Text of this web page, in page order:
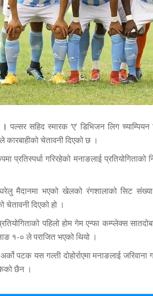
पल्सर सहिद स्मारक ‘ए’ डिभिजन लिग
कारबाहीको चेतावनी दिएको छ ।
प्रतिस्पर्धा गरिरहेको मनाङलाई
मैदानमा भएको खेलको रंगशालाको सिट
चेतावनी दिएको हो ।
पहिलो होम गेम एन्फा कम्प्लेक्स
१-० ले पराजित भएको थियो ।
पटक यस गल्ती दोहोर्राएमा मनाङलाई
छैन ।